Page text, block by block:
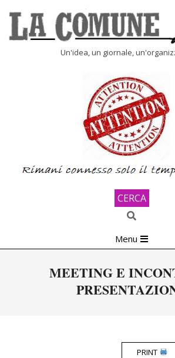
content
Un'idea, un giornale,
CERCA
Search
Navigation
Menu
MEETING E
PRINT